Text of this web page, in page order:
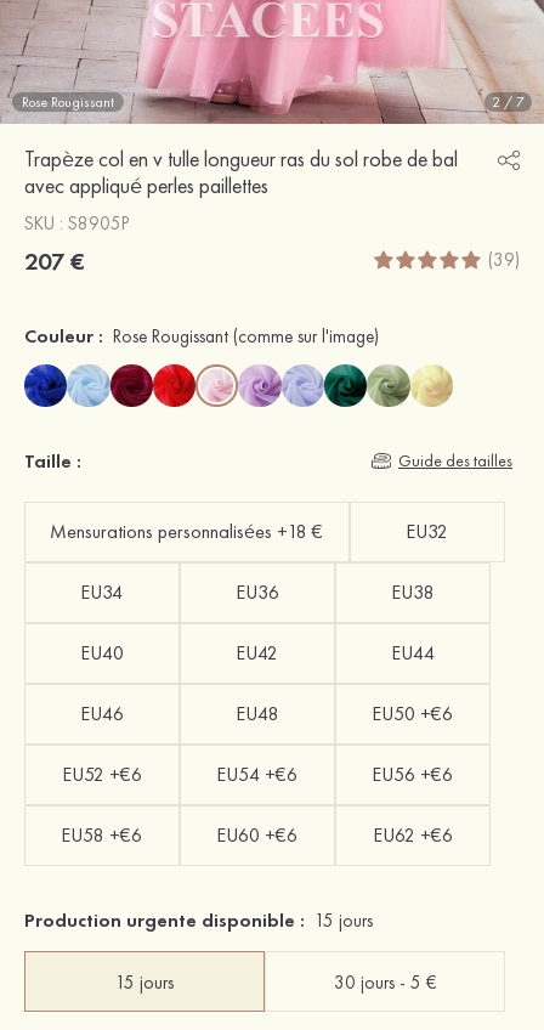
Rose Rougissant 2 /7
Trapèze col en v tulle longueur ras du sol robe de bal
avec appliqué perles paillettes
SKU : S8905P
207 € (39)
Couleur : Rose Rougissant (comme sur l'image)
Taille : Guide des tailles
Mensurations personnalisées +18 € EU32
EU34 EU36 EU38
EU40 EU42 EU44
EU46 EU48 EU50 +€6
EU52 +€6 EU54 +€6 EU56 +€6
EU58 +€6 EU60 +€6 EU62 +€6
Production urgente disponible : 15 jours
15 jours 30 jours - 5 €